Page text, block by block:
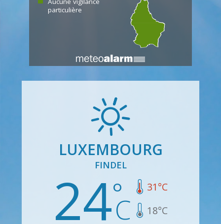
particulière
LUXEMBOURG
FINDEL
24 31°C
18°C